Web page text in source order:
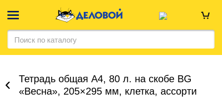
Тетрадь общая А4, 80 л. на скобе BG
«Весна», 205×295 мм, клетка, ассорти